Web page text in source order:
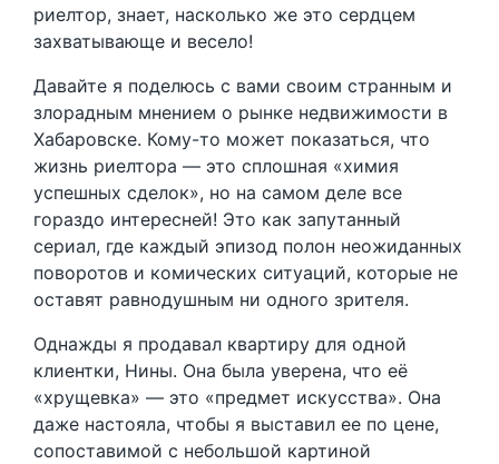
риелтор, знает, насколько же это сердцем
захватывающе и весело!
Давайте я поделюсь с вами своим странным и
злорадным мнением о рынке недвижимости в
Хабаровске. Кому-то может показаться, что
жизнь риелтора — это сплошная «химия
успешных сделок», но на самом деле все
гораздо интересней! Это как запутанный
сериал, где каждый эпизод полон неожиданных
поворотов и комических ситуаций, которые не
оставят равнодушным ни одного зрителя.
Однажды я продавал квартиру для одной
клиентки, Нины. Она была уверена, что её
«хрущевка» — это «предмет искусства». Она
даже настояла, чтобы я выставил ее по цене,
сопоставимой с небольшой картиной